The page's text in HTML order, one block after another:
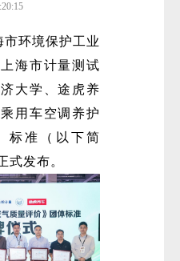
市环境保护工业
海市计量测试
大学、途虎养
用车空调养护
标准（以下简
式发布。